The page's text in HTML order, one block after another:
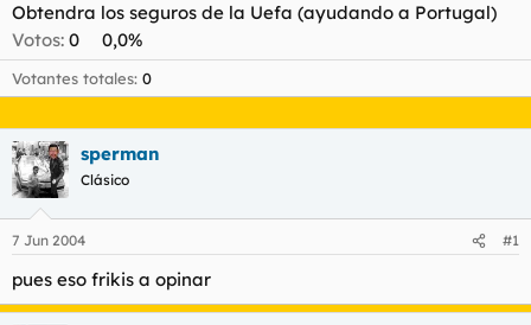
l
t
e
m
i
o
Obtendra los seguros de la Uefa (ayudando a Portugal)
Votos: 0 0,0%
Votantes totales 0
sperman
Clásico
7 Jun 2004 #1
pues eso frikis a opinar